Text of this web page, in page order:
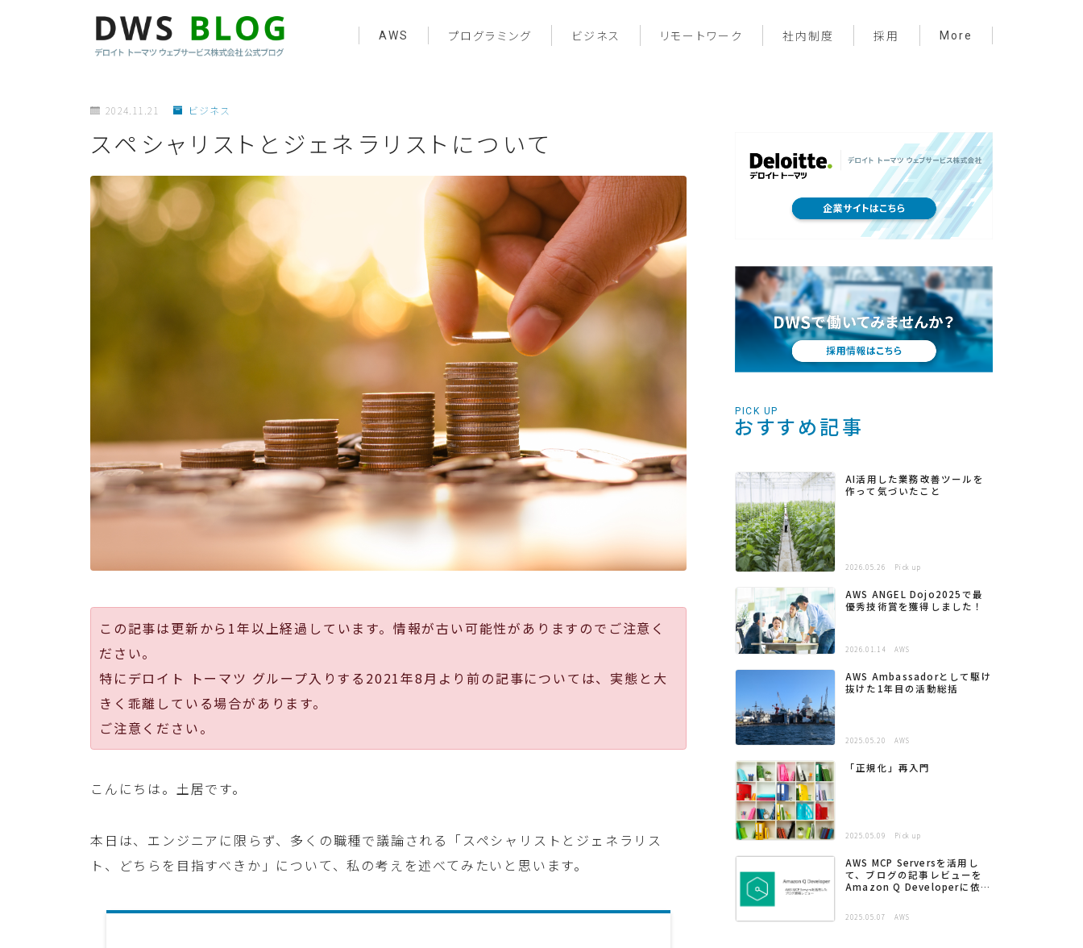
AWS プログラミング ビジネス リモートワーク 社内制度 採用 More
サーバーレス
プライベート
メンバー紹介
2024.11.21 ビジネス
スペシャリストとジェネラリストについて
この記事は更新から1年以上経過しています。情報が古い可能性がありますのでご注意く
ださい。
特にデロイト トーマツ グループ入りする2021年8月より前の記事については、実態と大
きく乖離している場合があります。
ご注意ください。
こんにちは。土居です。
本日は、エンジニアに限らず、多くの職種で議論される「スペシャリストとジェネラリス
ト、どちらを目指すべきか」について、私の考えを述べてみたいと思います。
PICK UP
おすすめ記事
AI活用した業務改善ツールを
作って気づいたこと
2026.05.26 Pick up
AWS ANGEL Dojo2025で最
優秀技術賞を獲得しました！
2026.01.14 AWS
AWS Ambassadorとして駆け
抜けた1年目の活動総括
2025.05.20 AWS
「正規化」再入門
2025.05.09 Pick up
AWS MCP Serversを活用し
て、ブログの記事レビューを
Amazon Q Developerに依頼
2025.05.07 AWS